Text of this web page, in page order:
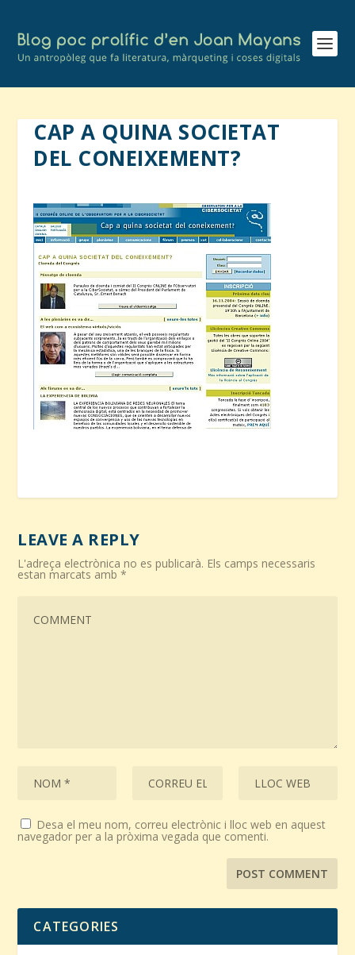
CAP A QUINA SOCIETAT
DEL CONEIXEMENT?
LEAVE A REPLY
L'adreça electrònica no es publicarà. Els camps necessaris
estan marcats amb*
Desa el meu nom, correu electrònic i lloc web en aquest
navegador per a la pròxima vegada que comenti.
CATEGORIES